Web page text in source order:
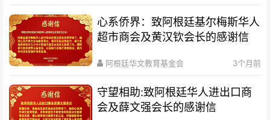
心系侨界​：致阿根廷基尔梅斯华人
超市商会及黄汉钦会长的感谢信
阿根廷华文教育基金会 3个月前
守望相助:致阿根廷华人进出口商
会及薛文强会长的感谢信